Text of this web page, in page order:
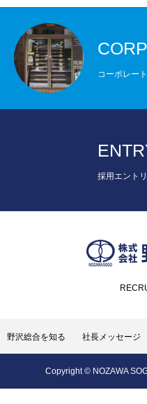
コーポレー
採用エント
野沢総合を知る 社長メッセージ
Copyright © NOZAWA